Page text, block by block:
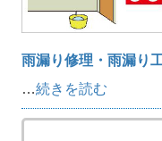
雨漏り修理・雨漏り
…続きを読む